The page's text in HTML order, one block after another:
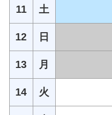
11 土
12 日
13 月
14 火